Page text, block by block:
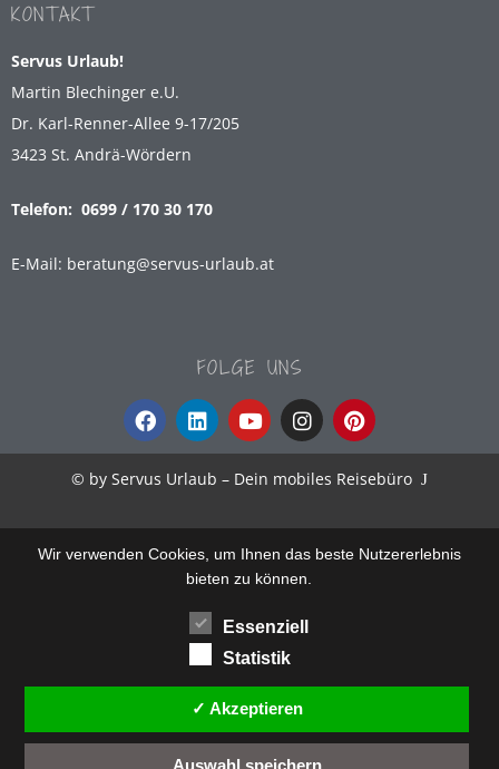
KONTAKT
Servus Urlaub!
Martin Blechinger e.U.
Dr. Karl-Renner-Allee 9-17/205
3423 St. Andrä-Wördern
Telefon: 0699 / 170 30 170
E-Mail: beratung@servus-urlaub.at
FOLGE UNS
© by Servus Urlaub – Dein mobiles Reisebüro J
Wir verwenden Cookies, um Ihnen das beste Nutzererlebnis
bieten zu können.
Essenziell
Statistik
✓ Akzeptieren
Auswahl speichern